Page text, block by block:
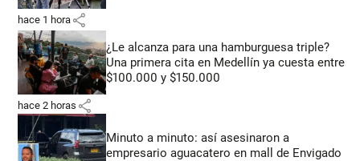
hace 1 hora share
¿Le alcanza para una hamburguesa triple?
Una primera cita en Medellín ya cuesta entre
$100.000 y $150.000
hace 2 horas share
Minuto a minuto: así asesinaron a
empresario aguacatero en mall de Envigado